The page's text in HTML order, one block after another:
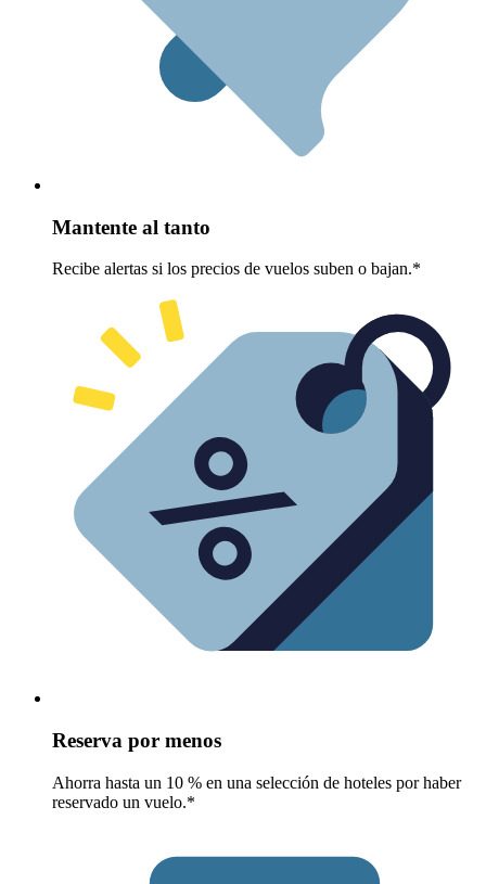
Mantente al tanto
Recibe alertas si los precios de vuelos suben o bajan.*
Reserva por menos
Ahorra hasta un 10 % en una selección de hoteles por haber
reservado un vuelo.*